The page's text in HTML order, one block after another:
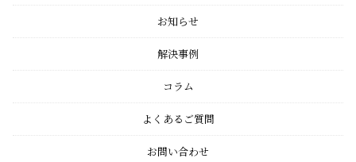
お知らせ
解決事例
コラム
よくあるご質問
お問い合わせ